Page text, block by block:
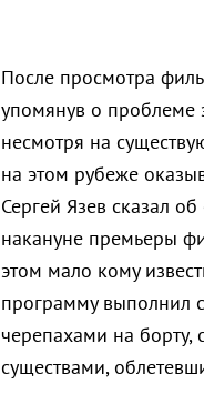
После просмотра
упомянув о проблеме
несмотря на
на этом рубеже
Сергей Язев сказал
накануне премьеры
этом мало кому
программу выполнил
черепахами на
существами,